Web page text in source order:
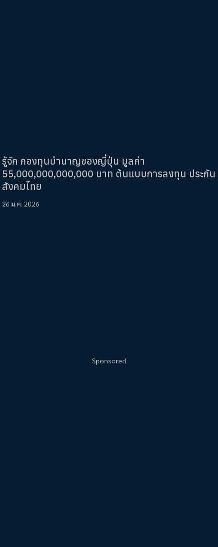
รู้จัก กองทุนบำนาญของญี่ปุ่น มูลค่า
55,000,000,000,000 บาท ต้นแบบการลงทุน ประกัน
สังคมไทย
26 ม.ค. 2026
Sponsored